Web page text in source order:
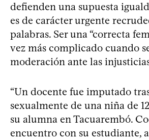
defienden una supuesta
es de carácter urgente
palabras. Ser una “correcta
vez más complicado cuando
moderación ante las
“Un docente fue imputado
sexualmente de una niña de
su alumna en Tacuarembó.
encuentro con su estudiante,